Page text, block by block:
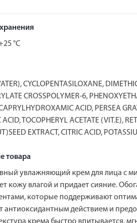
°C
CYCLOPENTASILOXANE,
CROSSPOLYMER-6,
ACID, PERSEA
ACID, TOCOPHERYL ACETATE (VIT.E),
EXTRACT, CITRIC ACID,
товара
увлажняющий крем для лица с
кожу влагой и придает сияние.
которые поддерживают
антиоксидантным действием и